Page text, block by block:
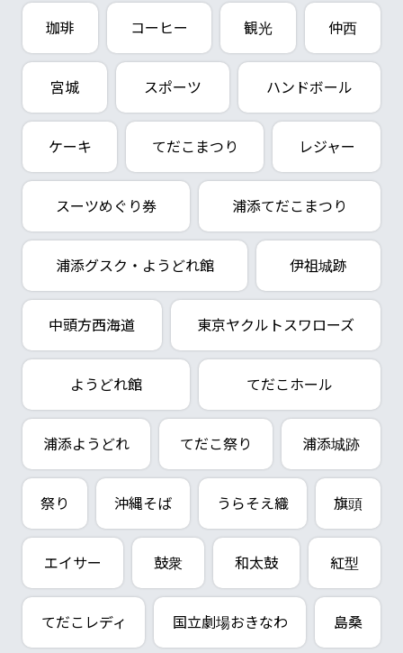
珈琲 コーヒー 観光 仲西
宮城 スポーツ ハンドボール
ケーキ てだこまつり レジャー
スーツめぐり券 浦添てだこまつり
浦添グスク・ようどれ館 伊祖城跡
中頭方西海道 東京ヤクルトスワローズ
ようどれ館 てだこホール
浦添ようどれ てだこ祭り 浦添城跡
祭り 沖縄そば うらそえ織 旗頭
エイサー 鼓衆 和太鼓 紅型
てだこレディ 国立劇場おきなわ 島桑